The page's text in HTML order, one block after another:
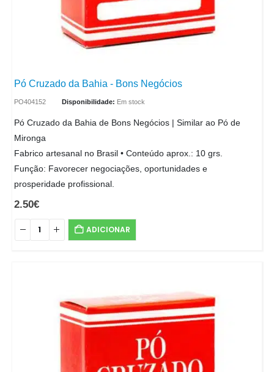
Pó Cruzado da Bahia - Bons Negócios
PO404152 Disponibilidade: Em stock
Pó Cruzado da Bahia de Bons Negócios | Similar ao Pó de
Mironga
Fabrico artesanal no Brasil • Conteúdo aprox.: 10 grs.
Função: Favorecer negociações, oportunidades e
prosperidade profissional.
2.50€
ADICIONAR